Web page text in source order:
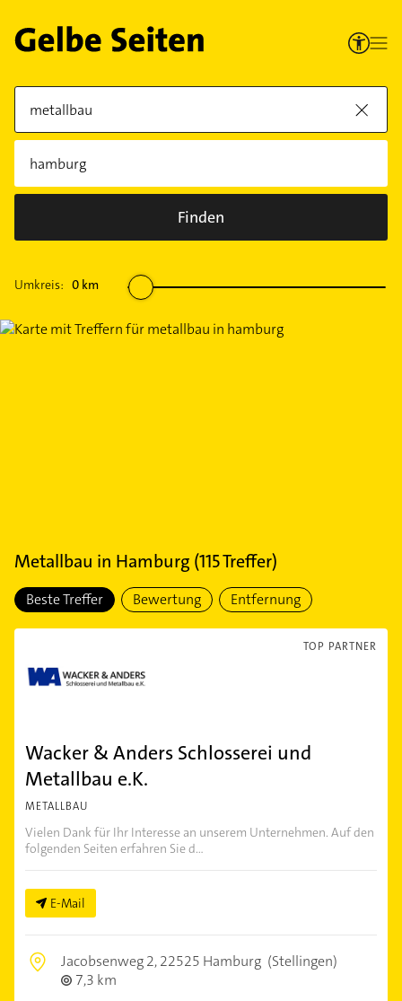
Finden
Umkreis: 0 km
Metallbau in Hamburg (115Treffer)
Beste Treffer Bewertung Entfernung
TOP PARTNER
Wacker & Anders Schlosserei und
Metallbau e.K.
METALLBAU
Vielen Dank für Ihr Interesse an unserem Unternehmen. Auf den
folgenden Seiten erfahren Sie d...
E-Mail
Jacobsenweg 2,22525 Hamburg (Stellingen)
7,3 km